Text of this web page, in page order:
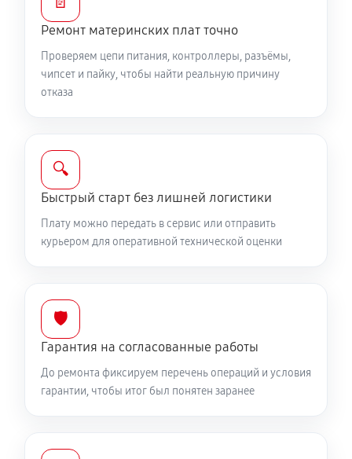
Ремонт материнских плат точно
Проверяем цепи питания, контроллеры, разъёмы,
чипсет и пайку, чтобы найти реальную причину
отказа
🔍
Быстрый старт без лишней логистики
Плату можно передать в сервис или отправить
курьером для оперативной технической оценки
🛡️
Гарантия на согласованные работы
До ремонта фиксируем перечень операций и условия
гарантии, чтобы итог был понятен заранее